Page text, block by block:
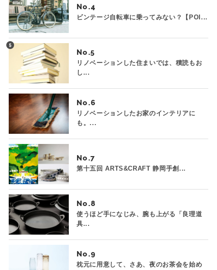
No.
ビンテージ自転車に乗ってみない？【POI...
No.
リノベーションした住まいでは、積読もお
し...
No.
リノベーションしたお家のインテリアに
も。...
No.
第十五回 ARTS&CRAFT 静岡手創...
No.
使うほど手になじみ、腕も上がる「良理道
具...
No.
枕元に用意して、さあ、夜のお茶会を始め